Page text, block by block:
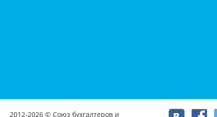
2012-2026 © Союз бухгалтеров и